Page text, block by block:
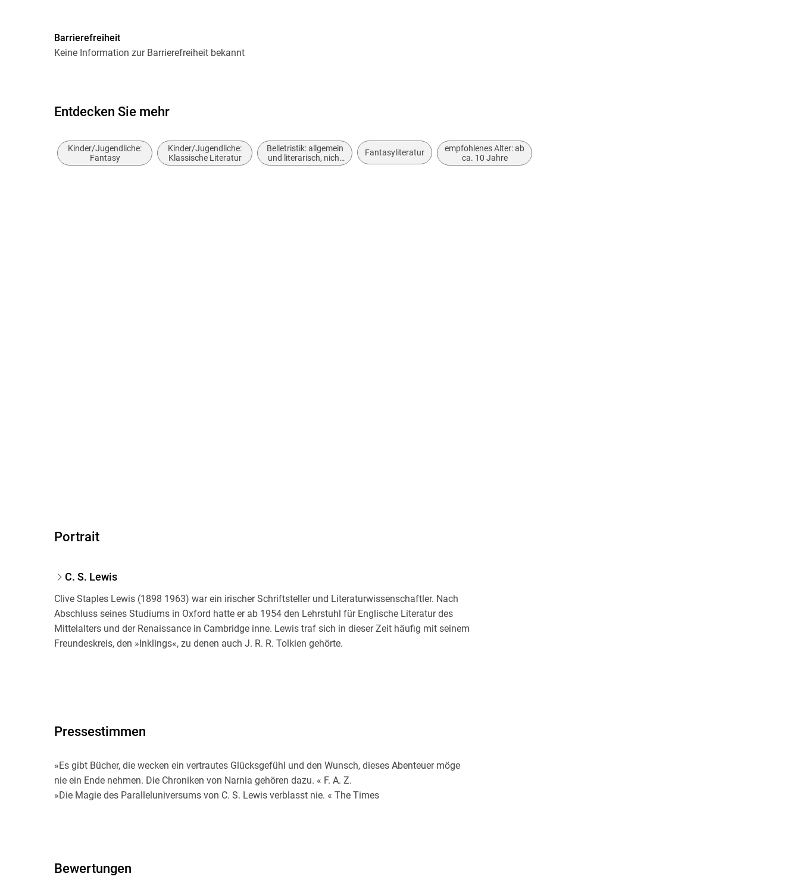
Produktart
Barrierefreiheit
Keine Information zur Barrierefreiheit bekannt
Entdecken Sie mehr
Kinder/Jugendliche:
Fantasy
Kinder/Jugendliche:
Klassische Literatur
Belletristik: allgemein
und literarisch, nicht
nach Genre
Fantasyliteratur
empfohlenes Alter: ab
ca. 10 Jahre
Portrait
C. S. Lewis
Clive Staples Lewis (1898 1963) war ein irischer Schriftsteller und Literaturwissenschaftler. Nach
Abschluss seines Studiums in Oxford hatte er ab 1954 den Lehrstuhl für Englische Literatur des
Mittelalters und der Renaissance in Cambridge inne. Lewis traf sich in dieser Zeit häufig mit seinem
Freundeskreis, den »Inklings«, zu denen auch J. R. R. Tolkien gehörte.
Pressestimmen
»Es gibt Bücher, die wecken ein vertrautes Glücksgefühl und den Wunsch, dieses Abenteuer möge
nie ein Ende nehmen. Die Chroniken von Narnia gehören dazu. « F. A. Z.
»Die Magie des Paralleluniversums von C. S. Lewis verblasst nie. « The Times
Bewertungen